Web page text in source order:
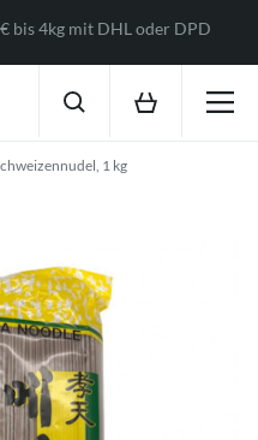
bis 4kg mit DHL oder DPD
1 kg